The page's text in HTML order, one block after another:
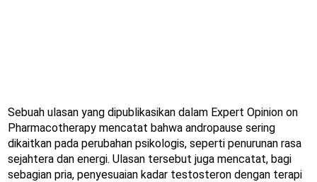
Sebuah ulasan yang dipublikasikan dalam Expert Opinion on
Pharmacotherapy mencatat bahwa andropause sering
dikaitkan pada perubahan psikologis, seperti penurunan rasa
sejahtera dan energi. Ulasan tersebut juga mencatat, bagi
sebagian pria, penyesuaian kadar testosteron dengan terapi